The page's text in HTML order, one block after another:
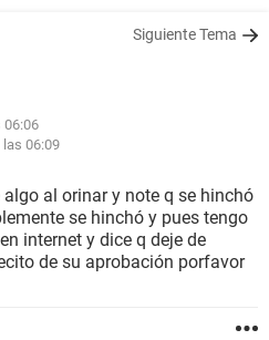
Siguiente Tema
06:06
las 06:09
al orinar y note q se hinchó
se hinchó y pues tengo
internet y dice q deje de
de su aprobación porfavor